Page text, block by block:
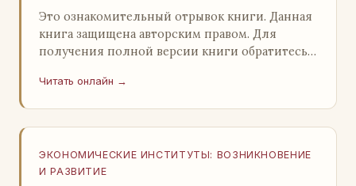
Это ознакомительный отрывок книги. Данная
книга защищена авторским правом. Для
получения полной версии книги обратитесь к
легального ко…
Читать онлайн →
ЭКОНОМИЧЕСКИЕ ИНСТИТУТЫ: ВОЗНИКНОВЕНИЕ
И РАЗВИТИЕ